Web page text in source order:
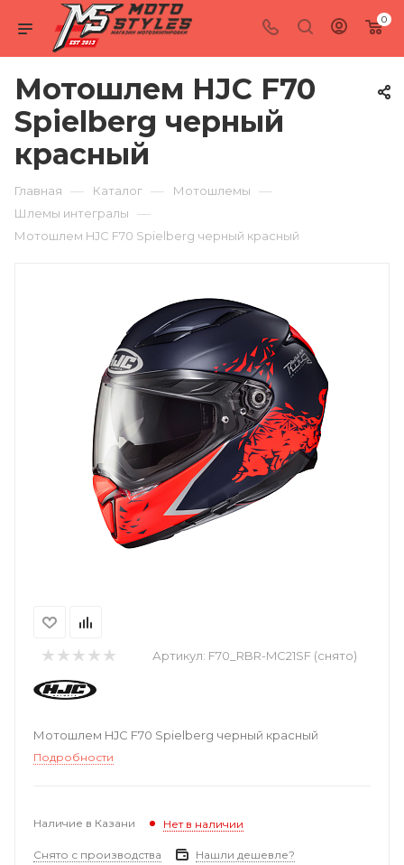
0
Мотошлем HJC F70
Spielberg черный
красный
Главная — Каталог — Мотошлемы —
Шлемы интегралы —
Мотошлем HJC F70 Spielberg черный красный
Артикул: F70_RBR-MC21SF (снято)
Мотошлем HJC F70 Spielberg черный красный
Подробности
Наличие в Казани Нет в наличии
Снято с производства Нашли дешевле?